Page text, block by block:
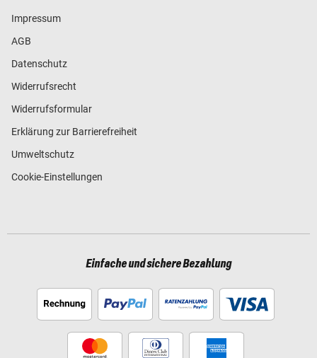
Impressum
AGB
Datenschutz
Widerrufsrecht
Widerrufsformular
Erklärung zur Barrierefreiheit
Umweltschutz
Cookie-Einstellungen
Einfache und sichere Bezahlung